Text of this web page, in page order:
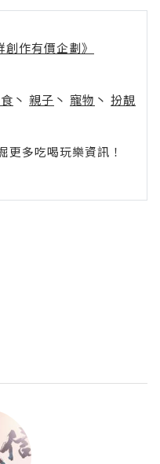
作有價企劃》
丶 親子 丶 寵物 丶 扮靚
多吃喝玩樂資訊！